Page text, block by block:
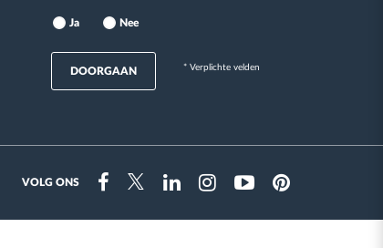
Ja Nee
DOORGAAN * Verplichte velden
VOLG ONS
FacebookTwitterLinkedinInstragramYoutubePinterest